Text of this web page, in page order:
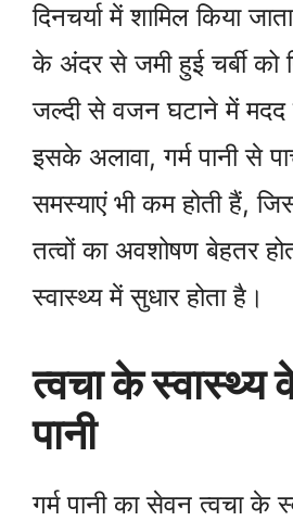
दिनचर्या में शामिल किया
के अंदर से जमी हुई चर्बी को
जल्दी से वजन घटाने में
इसके अलावा, गर्म पानी से
समस्याएं भी कम होती हैं,
तत्वों का अवशोषण बेहतर
स्वास्थ्य में सुधार होता है।
त्वचा के स्वास्थ्य
पानी
गर्म पानी का सेवन त्वचा के